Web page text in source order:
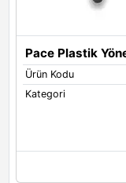
Pace Plastik
Ürün Kodu
Kategori